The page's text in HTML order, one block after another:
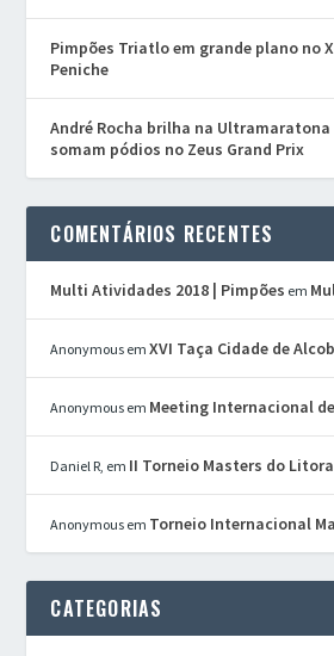
Pimpões Triatlo em grande plano no
Peniche
André Rocha brilha na Ultramaratona
somam pódios no Zeus Grand Prix
COMENTÁRIOS RECENTES
Multi Atividades 2018 | Pimpões em
Anonymous emXVI Taça Cidade de
Anonymous em Meeting Internacional de
Daniel R, em II Torneio Masters do
Anonymous em Torneio Internacional
CATEGORIAS